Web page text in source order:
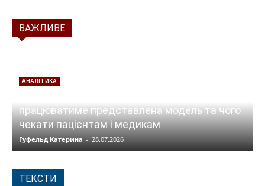
ВАЖЛИВЕ
АНАЛІТИКА
працюватиме представлена модель та чого
чекати пацієнтам і медикам
Гуфельд Катерина - 28.07.2026
ТЕКСТИ